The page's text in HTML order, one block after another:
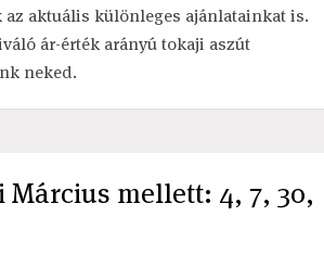
aktuális különleges ajánlatainkat is.
ár-érték arányú tokaji aszút
neked.
mellett: 4, 7, 30,